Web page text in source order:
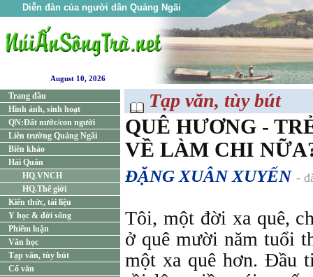
Diễn đàn của người dân Quảng Ngãi
August 10, 2026
Trang đầu
Hình ảnh, sinh hoạt
QN:Đất nước/con người
Liên trường Quảng Ngãi
Biên khảo
Hải Quân
HQ.VNCH
HQ.Thế giới
Kiến thức, tài liệu
Y học & đời sống
Phiếm luận
Văn học
Tạp văn, tùy bút
Cổ văn
Tạp văn, tùy bút
QUÊ HƯƠNG -
VỀ LÀM CHI
ĐẶNG XUÂN XUYẾN -
Tôi, một đời xa quê,
ở quê mười năm tuổi
một xa quê hơn. Đầu